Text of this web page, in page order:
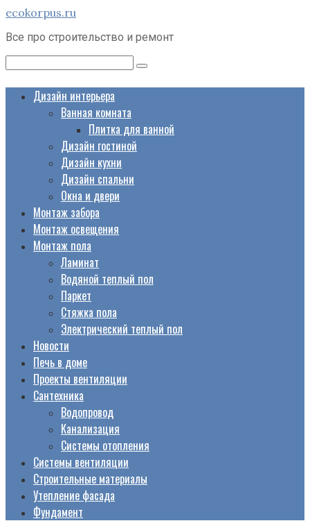
Перейти
контенту
ecokorpus.ru
Все про строительство и ремонт
Дизайн интерьера
Ванная комната
Плитка для ванной
Дизайн гостиной
Дизайн кухни
Дизайн спальни
Окна и двери
Монтаж забора
Монтаж освещения
Монтаж пола
Ламинат
Водяной теплый пол
Паркет
Стяжка пола
Электрический теплый пол
Новости
Печь в доме
Проекты вентиляции
Сантехника
Водопровод
Канализация
Системы отопления
Системы вентиляции
Строительные материалы
Утепление фасада
Фундамент